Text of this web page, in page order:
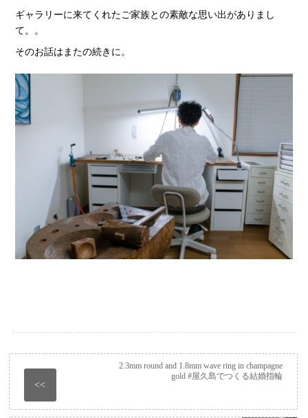
ギャラリーに来てくれたご家族との素敵な思い出がありまし
て。。
そのお話はまたの続きに。
<<
2.3mm round and 1.8mm wave ring in champagne
gold #屋久島でつくる結婚指輪